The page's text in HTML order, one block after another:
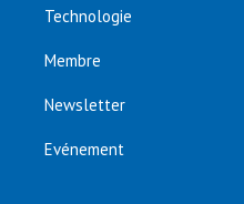
Technologie
Membre
Newsletter
Evénement